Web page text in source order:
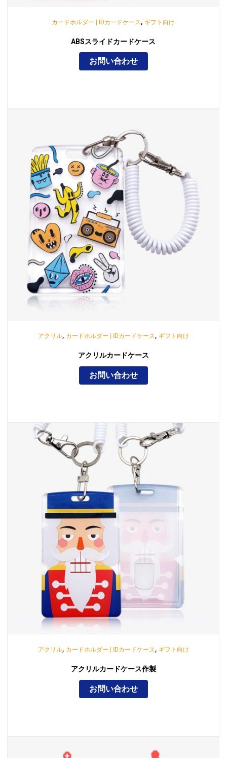
カードホルダー | IDカードケース, ギフト向け
ABSスライドカードケース
お問い合わせ
アクリル, カードホルダー | IDカードケース, ギフト向け
アクリルカードケース
お問い合わせ
アクリル, カードホルダー | IDカードケース, ギフト向け
アクリルカードケース作製
お問い合わせ